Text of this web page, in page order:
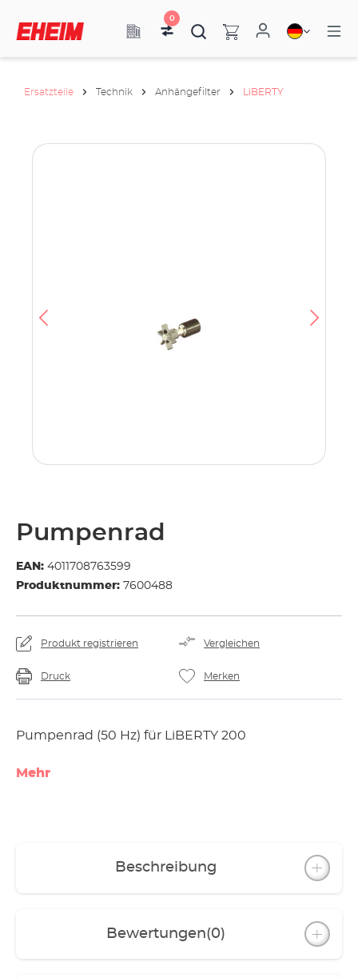
0
Ersatzteile Technik Anhängefilter LiBERTY
Pumpenrad
EAN: 4011708763599
Produktnummer: 7600488
Produkt registrieren Vergleichen
Druck Merken
Pumpenrad (50 Hz) für LiBERTY 200
Mehr
Beschreibung
Bewertungen(0)